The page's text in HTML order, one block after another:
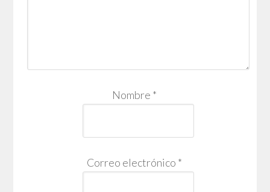
Nombre *
Correo electrónico *